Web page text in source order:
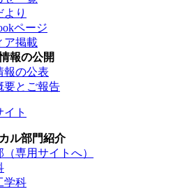
より
ページ
ア掲載
報の公開
報の公表
要とご報告
イト
ル部門紹介
（専用サイトへ）
学科